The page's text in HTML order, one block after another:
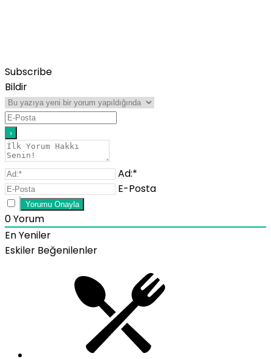
Subscribe
Bildir
Ad:*
E-Posta
0Yorum
En Yeniler
Eskiler Beğenilenler